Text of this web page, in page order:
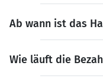
Ab wann ist das
Wie läuft die